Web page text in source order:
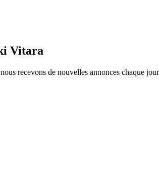
Vitara
recevons de nouvelles annonces chaque